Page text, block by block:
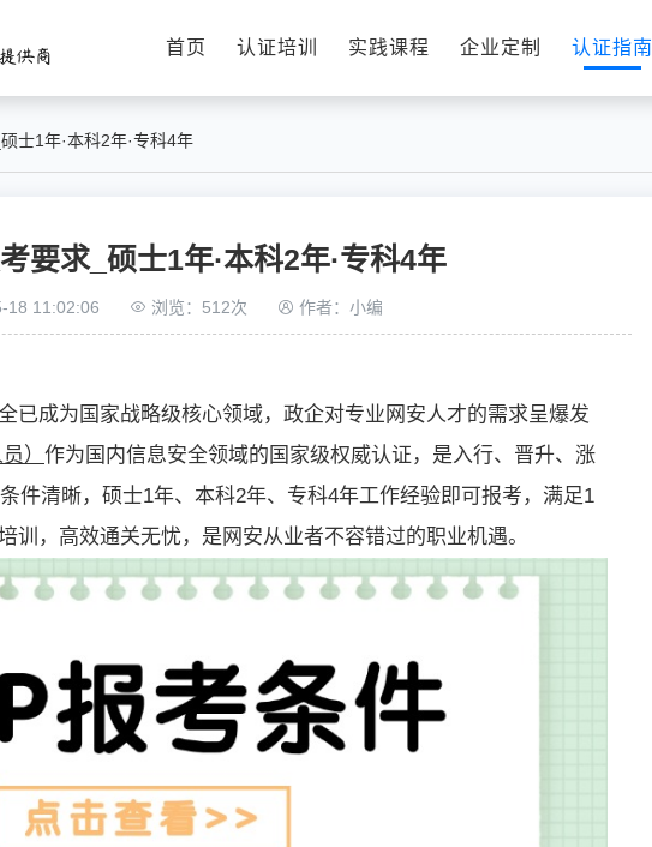
首页 认证培训 实践课程 企业定制 认证指南
士1年·本科2年·专科4年
要求_硕士1年·本科2年·专科4年
18 11:02:06 浏览：512次 作者：小编
已成为国家战略级核心领域，政企对专业网安人才的需求呈爆发
） 作为国内信息安全领域的国家级权威认证，是入行、晋升、涨
件清晰，硕士1年、本科2年、专科4年工作经验即可报考，满足1
训，高效通关无忧，是网安从业者不容错过的职业机遇。